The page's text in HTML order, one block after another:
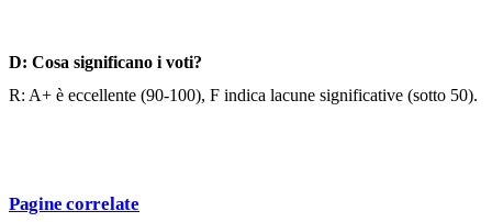
D: Cosa significano i voti?
R: A+ è eccellente (90-100), F indica lacune significative (sotto 50).
Pagine correlate